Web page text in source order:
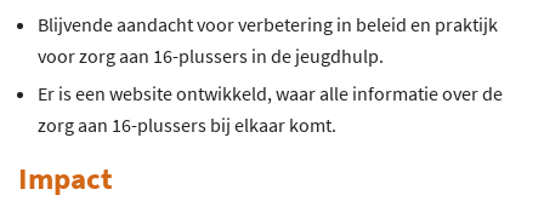
Blijvende aandacht voor verbetering in beleid en praktijk
voor zorg aan 16-plussers in de jeugdhulp.
Er is een website ontwikkeld, waar alle informatie over de
zorg aan 16-plussers bij elkaar komt.
Impact